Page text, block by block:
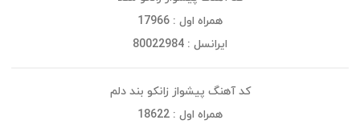
همراه اول : 17966
ایرانسل : 80022984
کد آهنگ پیشواز زانکو بند دلم
همراه اول : 18622